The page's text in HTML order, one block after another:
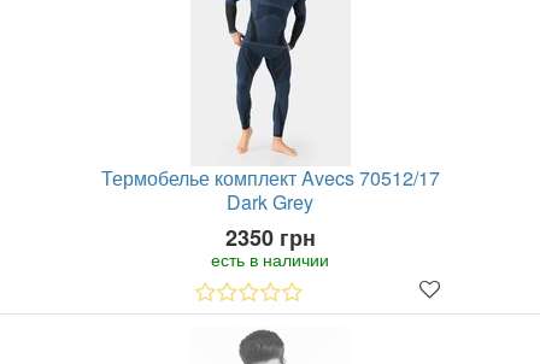
Термобелье комплект Avecs 70512/17
Dark Grey
2350 грн
есть в наличии